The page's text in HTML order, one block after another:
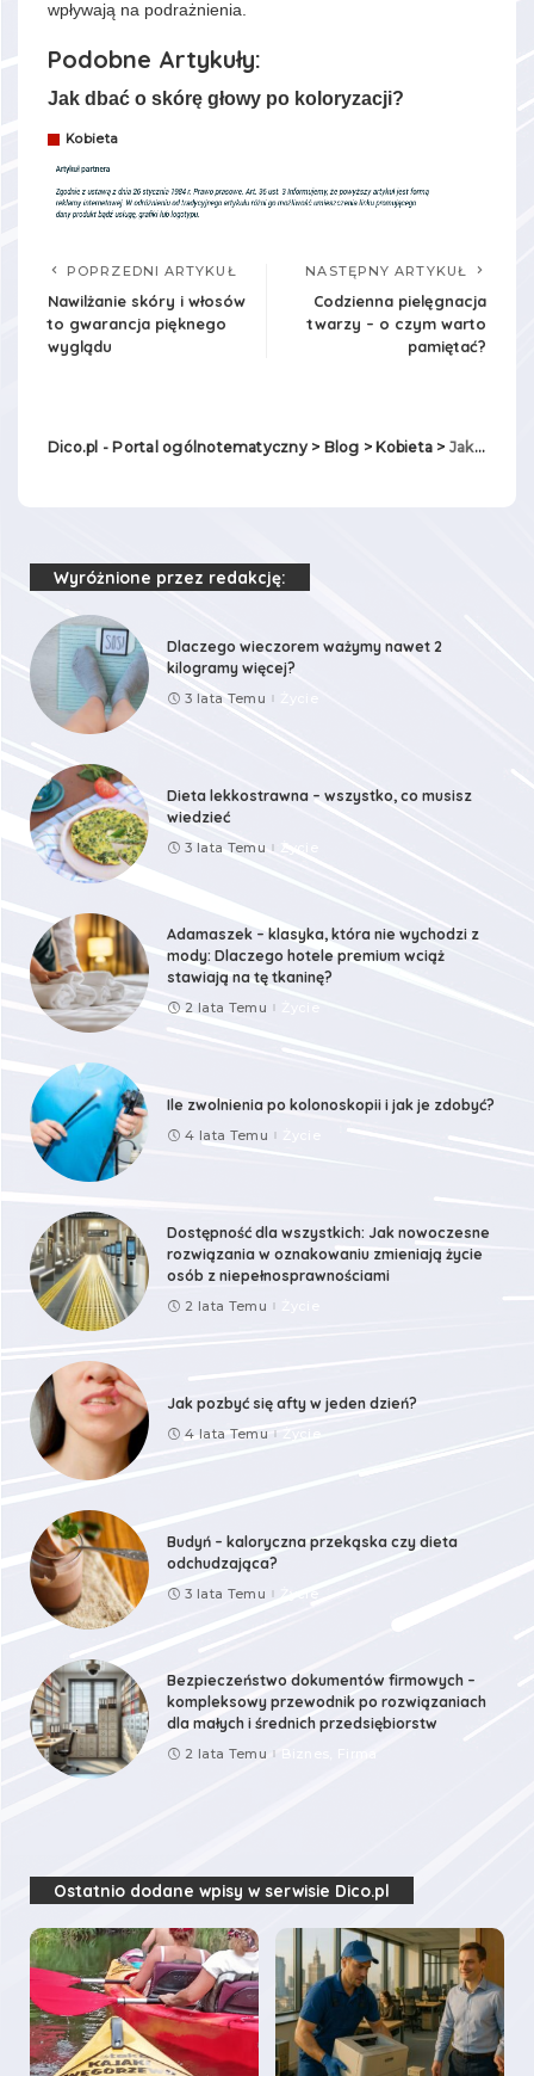
wpływają na podrażnienia.
Podobne Artykuły:
Jak dbać o skórę głowy po koloryzacji?
Kobieta
POPRZEDNI ARTYKUŁ
Nawilżanie skóry i włosów
to gwarancja pięknego
wyglądu
NASTĘPNY ARTYKUŁ
Codzienna pielęgnacja
twarzy – o czym warto
pamiętać?
Dico.pl - Portal ogólnotematyczny> Blog >Kobieta > Jak dbać o skórę twarzy skłonną do podrażnień?
Wyróżnione przez redakcję:
Dlaczego wieczorem ważymy nawet 2
kilogramy więcej?
3 lata Temu
Dieta lekkostrawna – wszystko, co musisz
wiedzieć
3 lata Temu
Adamaszek – klasyka, która nie wychodzi z
mody: Dlaczego hotele premium wciąż
stawiają na tę tkaninę?
2 lata Temu Życie
Ile zwolnienia po kolonoskopii i jak je zdobyć?
4 lata Temu
Dostępność dla wszystkich: Jak nowoczesne
rozwiązania w oznakowaniu zmieniają życie
osób z niepełnosprawnościami
2 lata Temu
Jak pozbyć się afty w jeden dzień?
4 lata Temu
Budyń – kaloryczna przekąska czy dieta
odchudzająca?
3 lata Temu
Bezpieczeństwo dokumentów firmowych –
kompleksowy przewodnik po rozwiązaniach
dla małych i średnich przedsiębiorstw
2 lata Temu
Ostatnio dodane wpisy w serwisie Dico.pl